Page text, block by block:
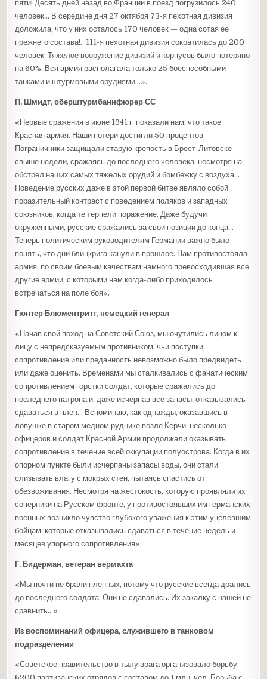
пяти! Десять дней назад во Франции в поезд погрузилось 240
человек… В середине дня 27 октября 73-я пехотная дивизия
доложила, что у них осталось 170 человек — одна сотая ее
прежнего состава!.. 111-я пехотная дивизия сократилась до 200
человек. Тяжелое вооружение дивизий и корпусов было потеряно
на 60%. Вся армия располагала только 25 боеспособными
танками и штурмовыми орудиями…».
П. Шмидт, оберштурмбаннфюрер СС
«Первые сражения в июне 1941 г. показали нам, что такое
Красная армия. Наши потери достигли 50 процентов.
Пограничники защищали старую крепость в Брест-Литовске
свыше недели, сражаясь до последнего человека, несмотря на
обстрел наших самых тяжелых орудий и бомбежку с воздуха…
Поведение русских даже в этой первой битве являло собой
поразительный контраст с поведением поляков и западных
союзников, когда те терпели поражение. Даже будучи
окруженными, русские сражались за свои позиции до конца…
Теперь политическим руководителям Германии важно было
понять, что дни блицкрига канули в прошлое. Нам противостояла
армия, по своим боевым качествам намного превосходившая все
другие армии, с которыми нам когда-либо приходилось
встречаться на поле боя».
Гюнтер Блюментритт, немецкий генерал
«Начав свой поход на Советский Союз, мы очутились лицом к
лицу с непредсказуемым противником, чьи поступки,
сопротивление или преданность невозможно было предвидеть
или даже оценить. Временами мы сталкивались с фанатическим
сопротивлением горстки солдат, которые сражались до
последнего патрона и, даже исчерпав все запасы, отказывались
сдаваться в плен… Вспоминаю, как однажды, оказавшись в
ловушке в старом медном руднике возле Керчи, несколько
офицеров и солдат Красной Армии продолжали оказывать
сопротивление в течение всей оккупации полуострова. Когда в их
опорном пункте были исчерпаны запасы воды, они стали
слизывать влагу с мокрых стен, пытаясь спастись от
обезвоживания. Несмотря на жестокость, которую проявляли их
соперники на Русском фронте, у противостоявших им германских
военных возникло чувство глубокого уважения к этим уцелевшим
бойцам, которые отказывались сдаваться в течение недель и
месяцев упорного сопротивления».
Г. Бидерман, ветеран вермахта
«Мы почти не брали пленных, потому что русские всегда дрались
до последнего солдата. Они не сдавались. Их закалку с нашей не
сравнить…»
Из воспоминаний офицера, служившего в танковом
подразделении
«Советское правительство в тылу врага организовало борьбу